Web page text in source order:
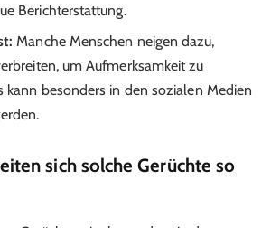
Berichterstattung.
Manche Menschen neigen dazu,
um Aufmerksamkeit zu
kann besonders in den sozialen Medien
sich solche Gerüchte so